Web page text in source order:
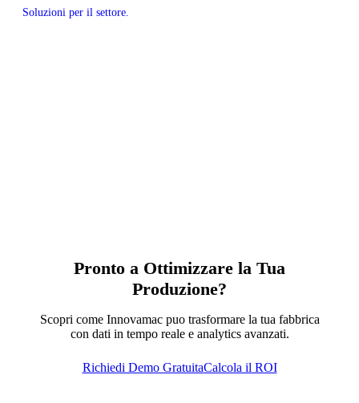
Soluzioni per il settore.
Pronto a Ottimizzare la Tua
Produzione?
Scopri come Innovamac puo trasformare la tua fabbrica
con dati in tempo reale e analytics avanzati.
Richiedi Demo GratuitaCalcola il ROI